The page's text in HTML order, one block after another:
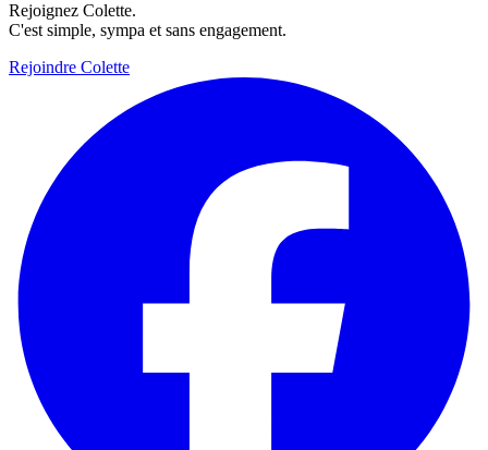
Rejoignez Colette.
C'est simple, sympa et sans engagement.
Rejoindre Colette